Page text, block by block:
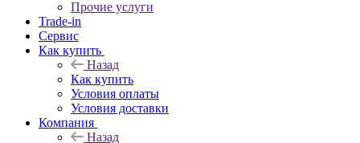
Прочие услуги
Trade-in
Сервис
Как купить
Назад
Как купить
Условия оплаты
Условия доставки
Компания
Назад